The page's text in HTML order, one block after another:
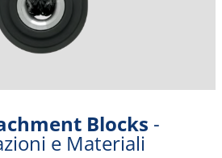
Blocks -
e Materiali